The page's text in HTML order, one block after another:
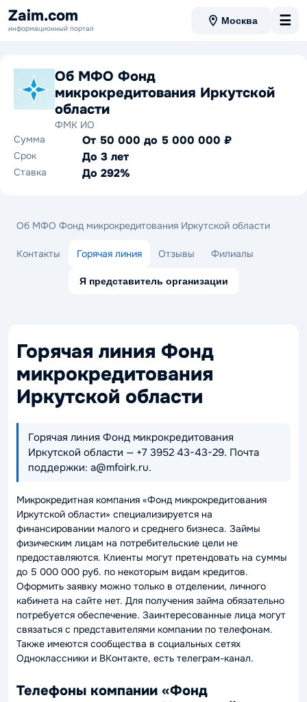
Zaim.com
информационный портал
Москва ☰
Об МФО Фонд
микрокредитования Иркутской
области
ФМК ИО
Сумма
От 50 000 до 5 000 000 ₽
Срок До 3 лет
Ставка До 292%
Об МФО Фонд микрокредитования Иркутской области
Контакты Горячая линия Отзывы Филиалы
Я представитель организации
Горячая линия Фонд
микрокредитования
Иркутской области
Горячая линия Фонд микрокредитования
Иркутской области — +7 3952 43-43-29. Почта
поддержки: a@mfoirk.ru.
Микрокредитная компания «Фонд микрокредитования
Иркутской области» специализируется на
финансировании малого и среднего бизнеса. Займы
физическим лицам на потребительские цели не
предоставляются. Клиенты могут претендовать на суммы
до 5 000 000 руб. по некоторым видам кредитов.
Оформить заявку можно только в отделении, личного
кабинета на сайте нет. Для получения займа обязательно
потребуется обеспечение. Заинтересованные лица могут
связаться с представителями компании по телефонам.
Также имеются сообщества в социальных сетях
Одноклассники и ВКонтакте, есть телеграм-канал.
Телефоны компании «Фонд